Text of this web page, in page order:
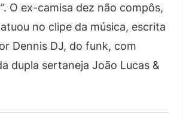
O ex-camisa dez não compôs,
no clipe da música, escrita
Dennis DJ, do funk, com
dupla sertaneja João Lucas &